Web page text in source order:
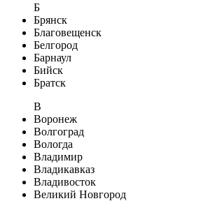
Б
Брянск
Благовещенск
Белгород
Барнаул
Бийск
Братск
В
Воронеж
Волгоград
Вологда
Владимир
Владикавказ
Владивосток
Великий Новгород